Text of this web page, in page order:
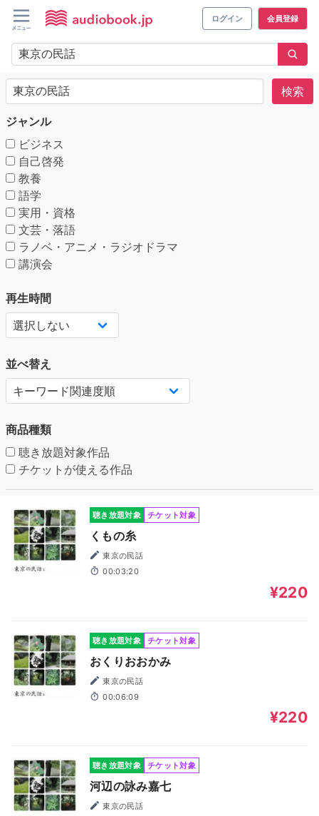
ログイン 会員登録
検索
ジャンル
ビジネス
自己啓発
教養
語学
実用・資格
文芸・落語
ラノベ・アニメ・ラジオドラマ
講演会
再生時間
並べ替え
商品種類
聴き放題対象作品
チケットが使える作品
聴き放題対象 チケット対象
くもの糸
東京の民話
00:03:20
¥220
聴き放題対象 チケット対象
おくりおおかみ
東京の民話
00:06:09
¥220
聴き放題対象 チケット対象
河辺の詠み嘉七
東京の民話